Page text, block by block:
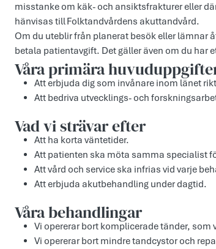
misstanke om käk- och ansiktsfrakturer eller
hänvisas till Folktandvårdens akuttandvård.
Om du uteblir från planerat besök eller lämnar
betala patientavgift. Det gäller även om du har
Våra primära
Att erbjuda dig som invånare inom länet
Att bedriva utvecklings- och
Vad vi strävar efter
Att ha korta väntetider.
Att patienten ska möta samma specialist
Att vård och service ska infrias vid varje
Att erbjuda akutbehandling under dagtid.
Våra behandlingar
Vi opererar bort komplicerade tänder,
Vi opererar bort mindre tandcystor och